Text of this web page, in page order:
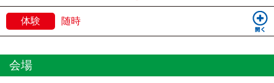
体験 随時
会場